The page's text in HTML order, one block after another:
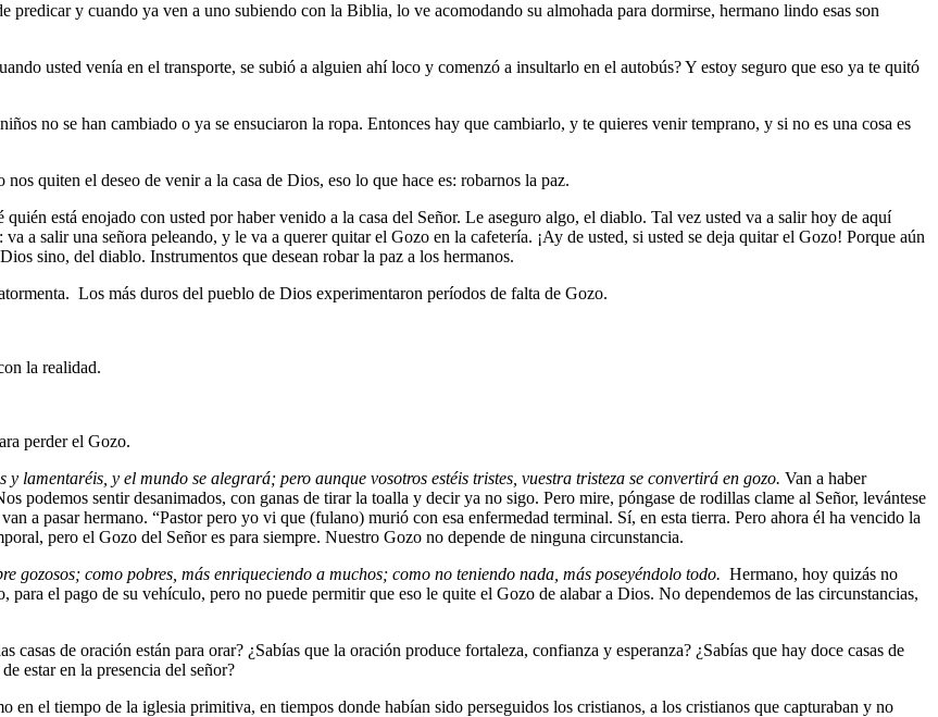
predicar y cuando ya ven a uno subiendo con la Biblia, lo ve acomodando su almohada para dormirse, hermano lindo esas son
usted venía en el transporte, se subió a alguien ahí loco y comenzó a insultarlo en el autobús? Y estoy seguro que eso ya te quitó
no se han cambiado o ya se ensuciaron la ropa. Entonces hay que cambiarlo, y te quieres venir temprano, y si no es una cosa es
quiten el deseo de venir a la casa de Dios, eso lo que hace es: robarnos la paz.
está enojado con usted por haber venido a la casa del Señor. Le aseguro algo, el diablo. Tal vez usted va a salir hoy de aquí
a salir una señora peleando, y le va a querer quitar el Gozo en la cafetería. ¡Ay de usted, si usted se deja quitar el Gozo! Porque aún
sino, del diablo. Instrumentos que desean robar la paz a los hermanos.
Los más duros del pueblo de Dios experimentaron períodos de falta de Gozo.
la realidad.
perder el Gozo.
lamentaréis, y el mundo se alegrará; pero aunque vosotros estéis tristes, vuestra tristeza se convertirá en gozo. Van a haber
podemos sentir desanimados, con ganas de tirar la toalla y decir ya no sigo. Pero mire, póngase de rodillas clame al Señor, levántese
a pasar hermano. “Pastor pero yo vi que (fulano) murió con esa enfermedad terminal. Sí, en esta tierra. Pero ahora él ha vencido la
pero el Gozo del Señor es para siempre. Nuestro Gozo no depende de ninguna circunstancia.
gozosos; como pobres, más enriqueciendo a muchos; como no teniendo nada, más poseyéndolo todo. Hermano, hoy quizás no
para el pago de su vehículo, pero no puede permitir que eso le quite el Gozo de alabar a Dios. No dependemos de las circunstancias,
casas de oración están para orar? ¿Sabías que la oración produce fortaleza, confianza y esperanza? ¿Sabías que hay doce casas de
estar en la presencia del señor?
en el tiempo de la iglesia primitiva, en tiempos donde habían sido perseguidos los cristianos, a los cristianos que capturaban y no